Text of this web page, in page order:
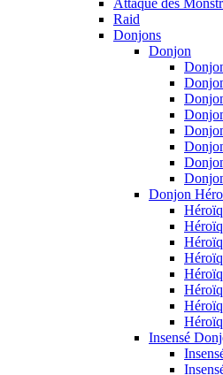
Attaque des
Raid
Donjons
Donjon
Donjon
Insensé